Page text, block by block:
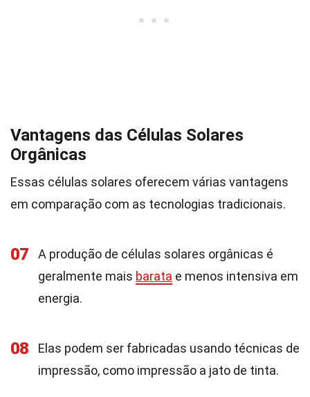
Vantagens das Células Solares
Orgânicas
Essas células solares oferecem várias vantagens
em comparação com as tecnologias tradicionais.
07
A produção de células solares orgânicas é
geralmente mais barata e menos intensiva em
energia.
08
Elas podem ser fabricadas usando técnicas de
impressão, como impressão a jato de tinta.